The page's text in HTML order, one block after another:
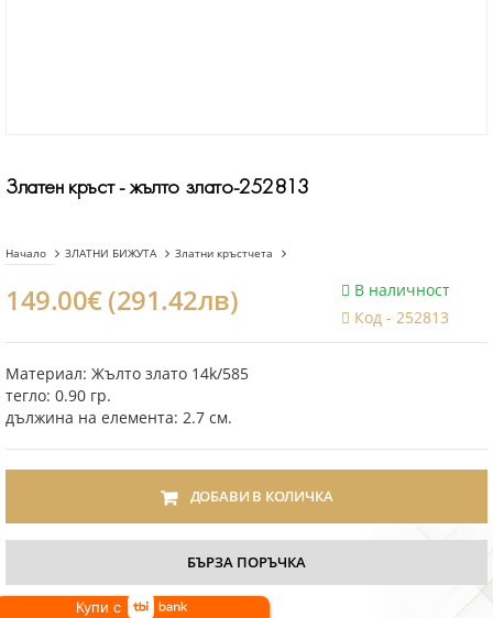
Златен кръст - жълто злато-252813
Начало ЗЛАТНИ БИЖУТА Златни кръстчета
149.00€ (291.42лв)
В наличност
Код -252813
Материал: Жълто злато 14k/585
тегло: 0.90 гр.
дължина на елемента: 2.7 см.
ДОБАВИ В КОЛИЧКА
БЪРЗА ПОРЪЧКА
Купи с